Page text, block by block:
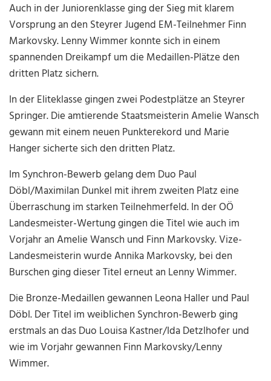
Auch in der Juniorenklasse ging der Sieg mit klarem
Vorsprung an den Steyrer Jugend EM-Teilnehmer Finn
Markovsky. Lenny Wimmer konnte sich in einem
spannenden Dreikampf um die Medaillen-Plätze den
dritten Platz sichern.
In der Eliteklasse gingen zwei Podestplätze an Steyrer
Springer. Die amtierende Staatsmeisterin Amelie Wansch
gewann mit einem neuen Punkterekord und Marie
Hanger sicherte sich den dritten Platz.
Im Synchron-Bewerb gelang dem Duo Paul
Döbl/Maximilan Dunkel mit ihrem zweiten Platz eine
Überraschung im starken Teilnehmerfeld. In der OÖ
Landesmeister-Wertung gingen die Titel wie auch im
Vorjahr an Amelie Wansch und Finn Markovsky. Vize-
Landesmeisterin wurde Annika Markovsky, bei den
Burschen ging dieser Titel erneut an Lenny Wimmer.
Die Bronze-Medaillen gewannen Leona Haller und Paul
Döbl. Der Titel im weiblichen Synchron-Bewerb ging
erstmals an das Duo Louisa Kastner/Ida Detzlhofer und
wie im Vorjahr gewannen Finn Markovsky/Lenny
Wimmer.